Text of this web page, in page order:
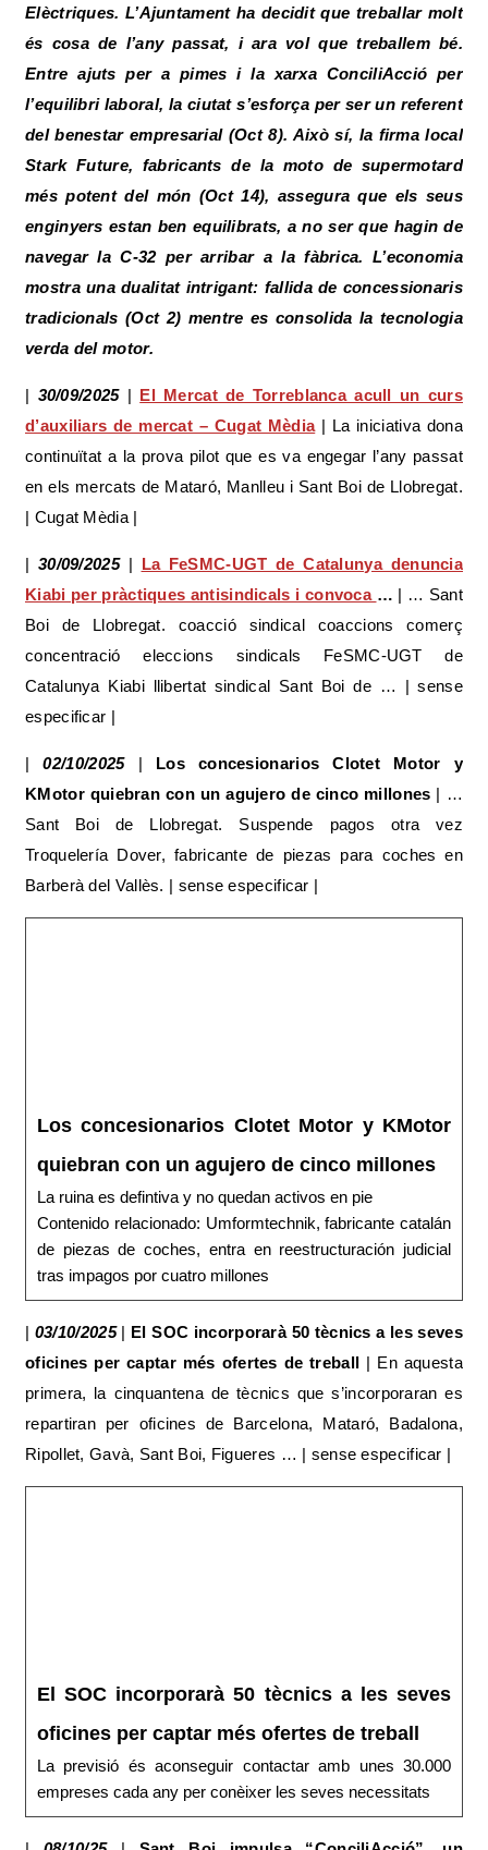
Elèctriques. L’Ajuntament ha decidit que treballar molt
és cosa de l’any passat, i ara vol que treballem bé.
Entre ajuts per a pimes i la xarxa ConciliAcció per
l’equilibri laboral, la ciutat s’esforça per ser un referent
del benestar empresarial (Oct 8). Això sí, la firma local
Stark Future, fabricants de la moto de supermotard
més potent del món (Oct 14), assegura que els seus
enginyers estan ben equilibrats, a no ser que hagin de
navegar la C-32 per arribar a la fàbrica. L’economia
mostra una dualitat intrigant: fallida de concessionaris
tradicionals (Oct 2) mentre es consolida la tecnologia
verda del motor.
| 30/09/2025| El Mercat de Torreblanca acull un curs
d’auxiliars de mercat – Cugat Mèdia| La iniciativa dona
continuïtat a la prova pilot que es va engegar l’any passat
en els mercats de Mataró, Manlleu i Sant Boi de Llobregat.
| Cugat Mèdia |
| 30/09/2025| La FeSMC-UGT de Catalunya denuncia
Kiabi per pràctiques antisindicals i convoca … | … Sant
Boi de Llobregat. coacció sindical coaccions comerç
concentració eleccions sindicals FeSMC-UGT de
Catalunya Kiabi llibertat sindical Sant Boi de … | sense
especificar |
|02/10/2025| Los concesionarios Clotet Motor y
KMotor quiebran con un agujero de cinco millones | …
Sant Boi de Llobregat. Suspende pagos otra vez
Troquelería Dover, fabricante de piezas para coches en
Barberà del Vallès. | sense especificar |
Los concesionarios Clotet Motor y KMotor
quiebran con un agujero de cinco millones
La ruina es defintiva y no quedan activos en pie
Contenido relacionado: Umformtechnik, fabricante catalán
de piezas de coches, entra en reestructuración judicial
tras impagos por cuatro millones
| 03/10/2025| El SOC incorporarà 50 tècnics a les seves
oficines per captar més ofertes de treball | En aquesta
primera, la cinquantena de tècnics que s’incorporaran es
repartiran per oficines de Barcelona, Mataró, Badalona,
Ripollet, Gavà, Sant Boi, Figueres … | sense especificar |
El SOC incorporarà 50 tècnics a les seves
oficines per captar més ofertes de treball
La previsió és aconseguir contactar amb unes 30.000
empreses cada any per conèixer les seves necessitats